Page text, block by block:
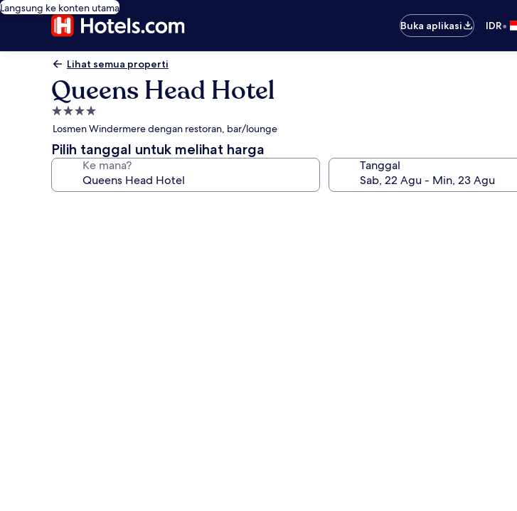
Langsung ke konten utama
Buka aplikasi
IDR•
Lihat semua properti
Queens Head Hotel
Properti
bintang
4.0
Losmen Windermere dengan restoran, bar/lounge
Pilih tanggal untuk melihat harga
Ke mana? Tanggal